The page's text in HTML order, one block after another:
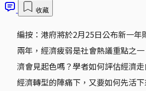
收藏
編按：港府將於2月25日公布新一年
兩年，經濟疲弱是社會熱議重點之
濟會見起色嗎？學者如何評估經濟
經濟轉型的陣痛下，又要如何先活